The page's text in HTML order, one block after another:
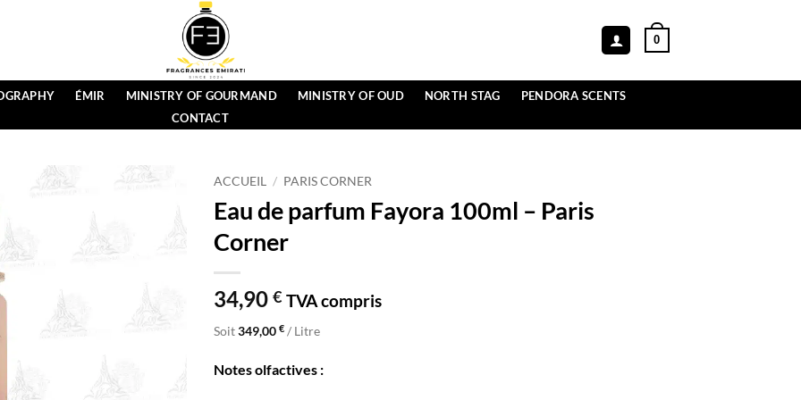
0
ÉMIR MINISTRY OF GOURMAND MINISTRY OF OUD NORTH STAG
PENDORA SCENTS
CONTACT
ACCUEIL / PARIS CORNER
Eau de parfum Fayora 100ml – Paris
Corner
34,90 € TVA compris
Soit349,00 € / Litre
Notes olfactives :